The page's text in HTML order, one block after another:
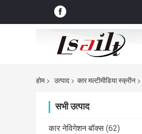
होम उत्पाद कार मल्टीमीडिया स्क्रीन
सभी उत्पाद
कार नेविगेशन बॉक्स (62)